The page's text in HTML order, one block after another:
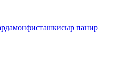
фисташкисыр панир